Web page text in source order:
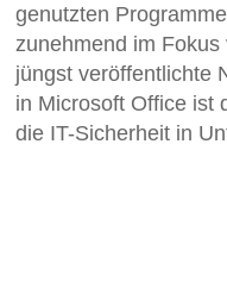
genutzten
zunehmend im
jüngst veröffentlichte
in Microsoft Office ist
die IT-Sicherheit in